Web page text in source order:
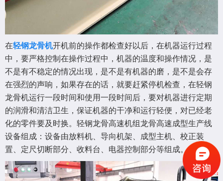
在轻钢龙骨机开机前的操作都检查好以后，在机器运行过程
中，要严格控制在操作过程中，机器的温度和操作情况，是
不是有不稳定的情况出现，是不是有机器的磨，是不是会存
在强烈的声响，如果存在的话，就要赶紧停机检查，在轻钢
龙骨机运行一段时间和使用一段时间后，要对机器进行定期
的润滑和清洁卫生，保证机器的干净和运行轻便，对已经老
化的零件要及时换。轻钢龙骨高速机组龙骨高速成型生产线
设备组成：设备由放料机、导向机架、成型主机、校正装
置、定尺切断部分、收料台、电器控制部分等组成。